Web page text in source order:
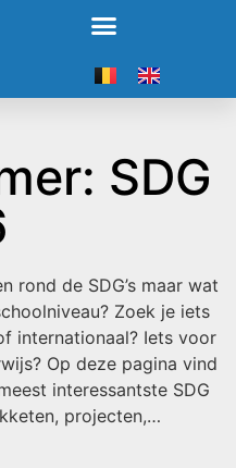
SDG
rond de SDG’s maar wat
Zoek je iets
internationaal? Iets voor
Op deze pagina vind
interessantste SDG
projecten,…